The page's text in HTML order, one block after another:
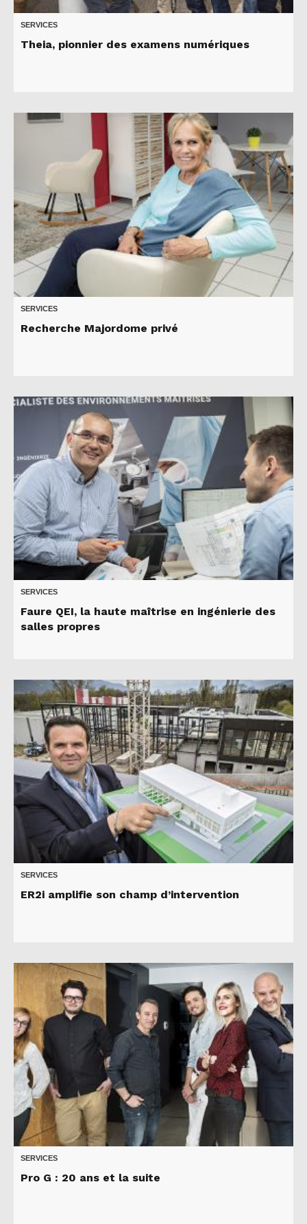
SERVICES
Theia, pionnier des examens numériques
SERVICES
Recherche Majordome privé
SERVICES
Faure QEI, la haute maîtrise en ingénierie des
salles propres
SERVICES
ER2i amplifie son champ d’intervention
SERVICES
Pro G : 20 ans et la suite